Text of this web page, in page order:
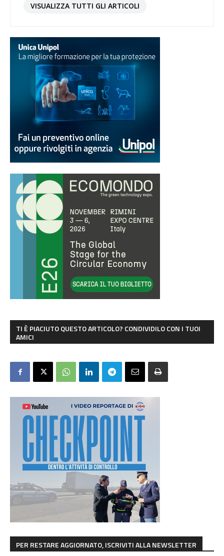
VISUALIZZA TUTTI GLI ARTICOLI
TI È PIACIUTO QUESTO ARTICOLO? CONDIVIDILO CON I TUOI
AMICI
PER RESTARE AGGIORNATO, ISCRIVITI ALLA NEWSLETTER